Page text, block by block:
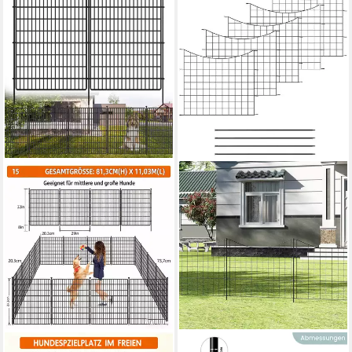
GARVEEMORE WOLTU